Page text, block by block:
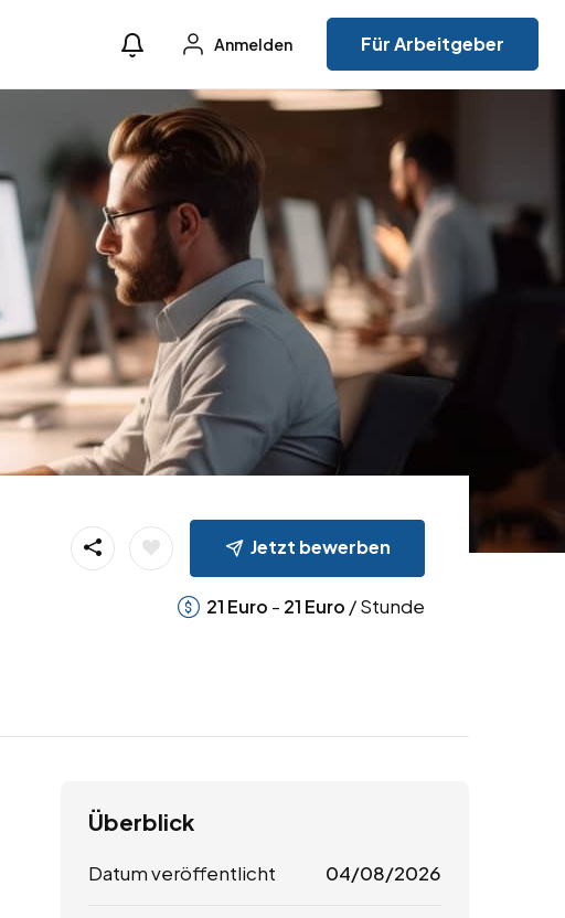
Anmelden Für Arbeitgeber
Jetzt bewerben
21 Euro - 21 Euro / Stunde
Überblick
Datum veröffentlicht 04/08/2026